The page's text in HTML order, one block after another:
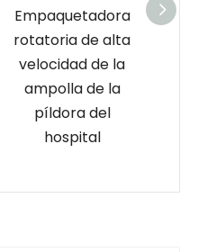
Proveedor de
máquina
prensadora de
tabletas de acero
inoxidable con
rotación única